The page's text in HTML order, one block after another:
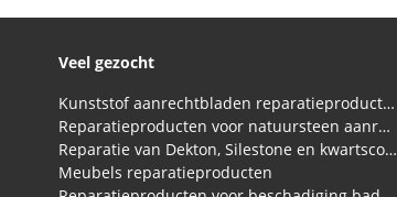
Veel gezocht
Kunststof aanrechtbladen reparatieproducten (HPL en Volkern)
Reparatieproducten voor natuursteen aanrechtblad
Reparatie van Dekton, Silestone en kwartscomposiet aanrechtbladen
Meubels reparatieproducten